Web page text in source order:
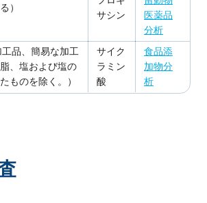
）
サシン
医薬品
分析
品、簡易な加工
、塩および塩の
ものを除く。）
サイク
ラミン
酸
食品添
加物分
析